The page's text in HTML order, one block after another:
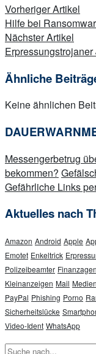
Vorheriger Artikel
Hilfe bei
Nächster Artikel
Ähnliche
Keine ähnlichen
Messengerbetrug
bekommen?
Gefährliche Links
Aktuelles nach
Amazon Android Apple
Emotet Enkeltrick
Polizeibeamter
Kleinanzeigen Mail
PayPal Phishing Porno
Sicherheitslücke
Video-Ident WhatsApp